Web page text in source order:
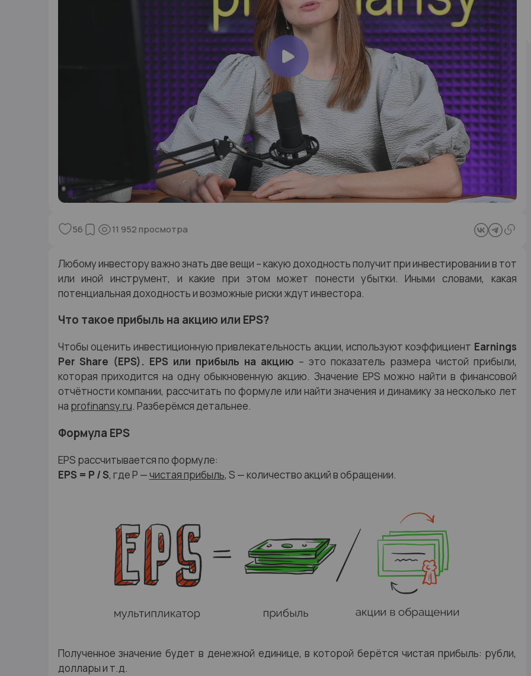
56 11 952 просмотра
Любому инвестору важно знать две вещи – какую доходность получит при инвестировании в тот
или иной инструмент, и какие при этом может понести убытки. Иными словами, какая
потенциальная доходность и возможные риски ждут инвестора.
Что такое прибыль на акцию или EPS?
Чтобы оценить инвестиционную привлекательность акции, используют коэффициент Earnings
Per Share (EPS). EPS или прибыль на акцию – это показатель размера чистой прибыли,
которая приходится на одну обыкновенную акцию. Значение EPS можно найти в финансовой
отчётности компании, рассчитать по формуле или найти значения и динамику за несколько лет
на profinansy.ru. Разберёмся детальнее.
Формула EPS
EPS рассчитывается по формуле:
EPS = P / S, где P —чистая прибыль, S — количество акций в обращении.
Полученное значение будет в денежной единице, в которой берётся чистая прибыль: рубли,
доллары и т.д.